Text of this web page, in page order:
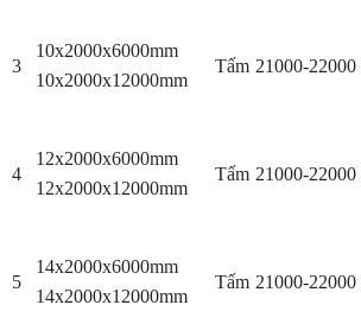
3
10x2000x6000mm
10x2000x12000mm
Tấm 21000-22000
4
12x2000x6000mm
12x2000x12000mm
Tấm 21000-22000
5
14x2000x6000mm
14x2000x12000mm
Tấm 21000-22000